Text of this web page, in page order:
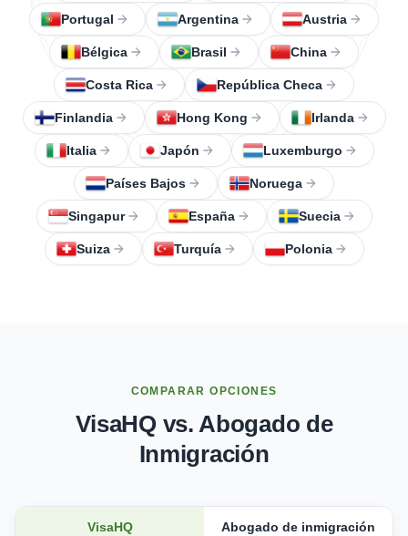
Portugal Argentina Austria
Bélgica Brasil China
Costa Rica República Checa
Finlandia Hong Kong Irlanda
Italia Japón Luxemburgo
Países Bajos Noruega
Singapur España Suecia
Suiza Turquía Polonia
COMPARAR OPCIONES
VisaHQ vs. Abogado de
Inmigración
VisaHQ Abogado de inmigración